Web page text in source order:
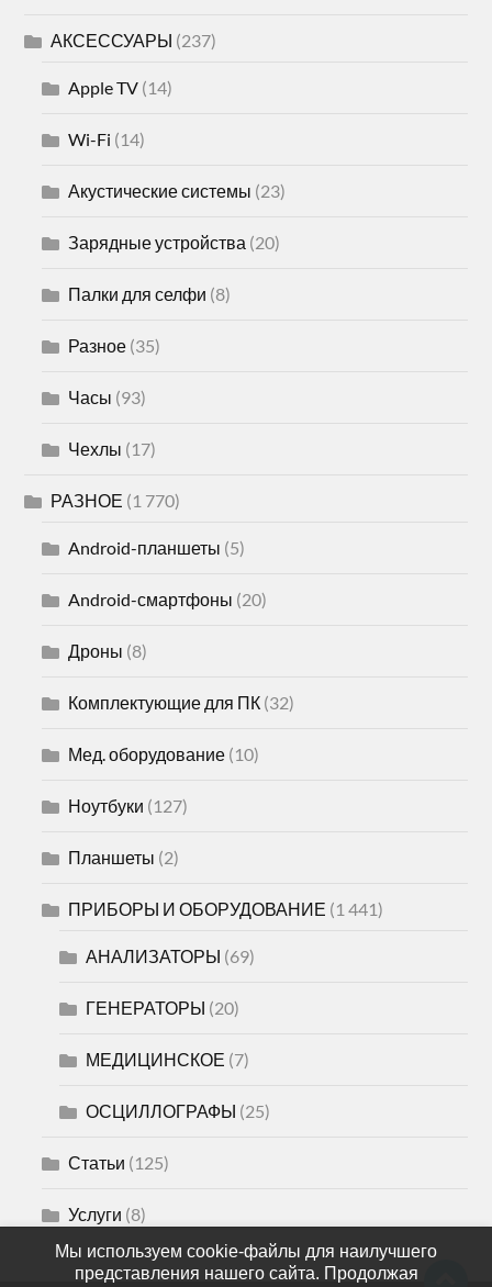
АКСЕССУАРЫ (237)
Apple TV (14)
Wi-Fi (14)
Акустические системы (23)
Зарядные устройства (20)
Палки для селфи (8)
Разное (35)
Часы (93)
Чехлы (17)
РАЗНОЕ (1 770)
Android-планшеты (5)
Android-смартфоны (20)
Дроны (8)
Комплектующие для ПК (32)
Мед. оборудование (10)
Ноутбуки (127)
Планшеты (2)
ПРИБОРЫ И ОБОРУДОВАНИЕ (1 441)
АНАЛИЗАТОРЫ (69)
ГЕНЕРАТОРЫ (20)
МЕДИЦИНСКОЕ (7)
ОСЦИЛЛОГРАФЫ (25)
Статьи (125)
Услуги (8)
Мы используем cookie-файлы для наилучшего
представления нашего сайта. Продолжая